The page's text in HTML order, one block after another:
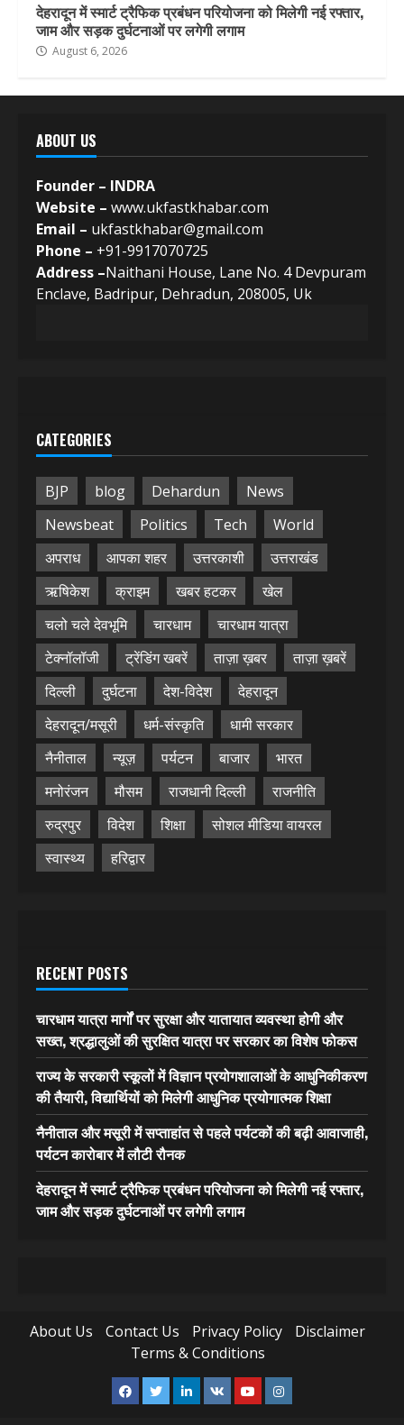
देहरादून में स्मार्ट ट्रैफिक प्रबंधन परियोजना को मिलेगी नई रफ्तार,
जाम और सड़क दुर्घटनाओं पर लगेगी लगाम
August 6, 2026
ABOUT US
Founder – INDRA
Website – www.ukfastkhabar.com
Email – ukfastkhabar@gmail.com
Phone – +91-9917070725
Address –Naithani House, Lane No. 4 Devpuram
Enclave, Badripur, Dehradun, 208005, Uk
CATEGORIES
BJP blog Dehardun
News
Newsbeat
Politics Tech
World
अपराध
आपका शहर उत्तरकाशी
उत्तराखंड
ऋषिकेश
क्राइम खबर हटकर
खेल
चलो चले देवभूमि
चारधाम
चारधाम यात्रा
टेक्नॉलॉजी
ट्रेंडिंग खबरें ताज़ा ख़बर
ताज़ा ख़बरें
दिल्ली
दुर्घटना देश-विदेश
देहरादून
देहरादून/मसूरी
धर्म-संस्कृति
धामी सरकार
नैनीताल
न्यूज़ पर्यटन बाजार
भारत
मनोरंजन
मौसम राजधानी दिल्ली
राजनीति
रुद्रपुर
विदेश शिक्षा
सोशल मीडिया वायरल
स्वास्थ्य
हरिद्वार
RECENT POSTS
चारधाम यात्रा मार्गों पर सुरक्षा और यातायात व्यवस्था होगी और
सख्त, श्रद्धालुओं की सुरक्षित यात्रा पर सरकार का विशेष फोकस
राज्य के सरकारी स्कूलों में विज्ञान प्रयोगशालाओं के आधुनिकीकरण
की तैयारी, विद्यार्थियों को मिलेगी आधुनिक प्रयोगात्मक शिक्षा
नैनीताल और मसूरी में सप्ताहांत से पहले पर्यटकों की बढ़ी आवाजाही,
पर्यटन कारोबार में लौटी रौनक
देहरादून में स्मार्ट ट्रैफिक प्रबंधन परियोजना को मिलेगी नई रफ्तार,
जाम और सड़क दुर्घटनाओं पर लगेगी लगाम
About Us Contact Us Privacy Policy
Disclaimer
Terms & Conditions
Facebook
TwitterLinkedin
VK YoutubeInstagram